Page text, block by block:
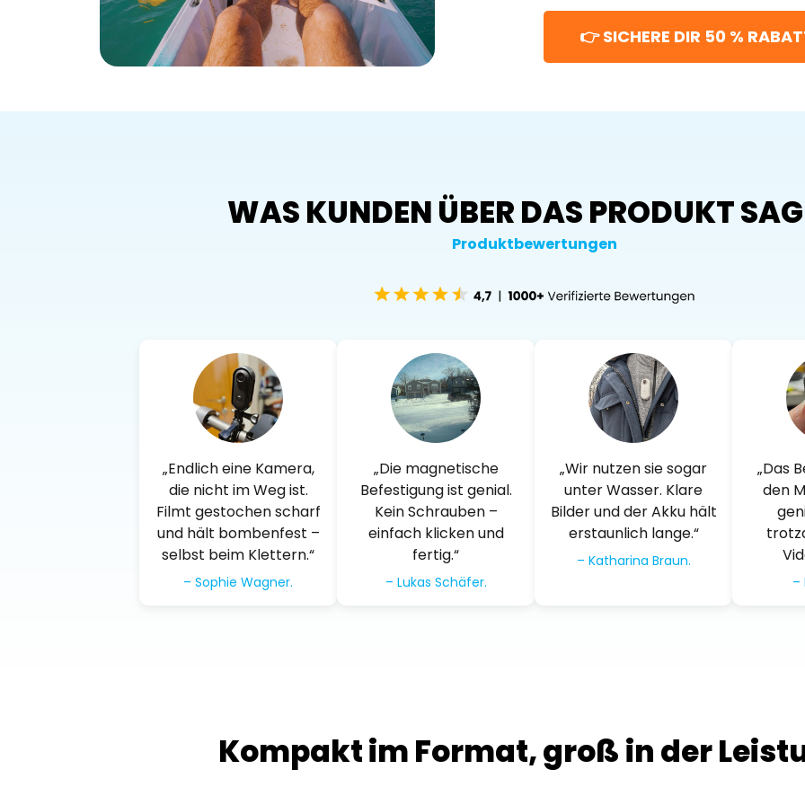
👉 SICHERE DIR 50 %
WAS KUNDEN ÜBER DAS PRODUKT
Produktbewertungen
„Endlich eine Kamera,
die nicht im Weg ist.
Filmt gestochen scharf
und hält bombenfest –
selbst beim Klettern.“
– Sophie Wagner.
„Die magnetische
Befestigung ist genial.
Kein Schrauben –
einfach klicken und
fertig.“
– Lukas Schäfer.
„Wir nutzen sie sogar
unter Wasser. Klare
Bilder und der Akku hält
erstaunlich lange.“
– Katharina Braun.
„Das
den
–
Kompakt im Format, groß in der